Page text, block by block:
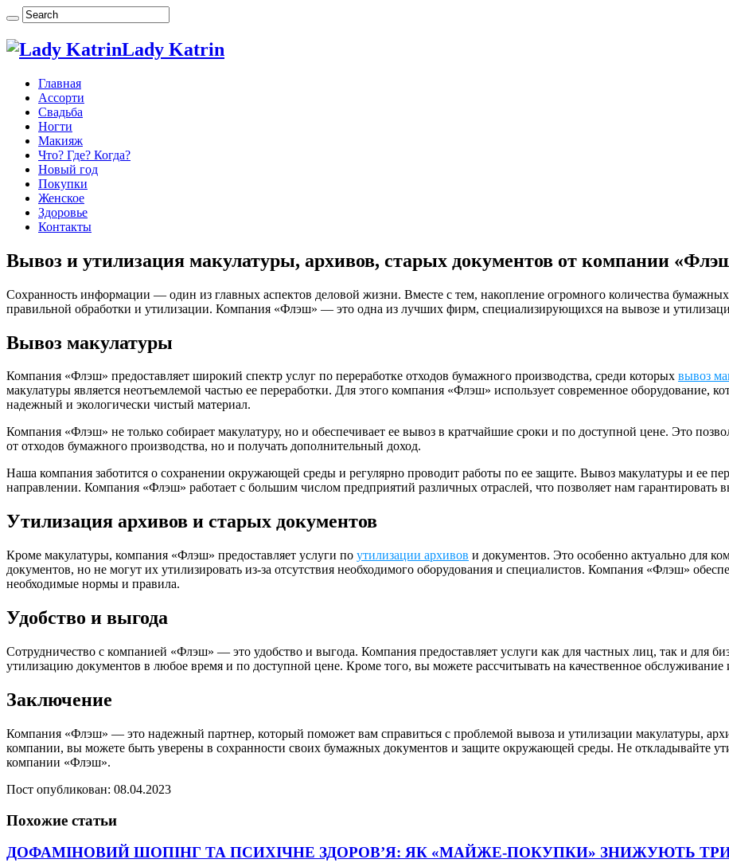
Lady Katrin
Главная
Ассорти
Свадьба
Ногти
Макияж
Что? Где? Когда?
Новый год
Покупки
Женское
Здоровье
Контакты
Вывоз и утилизация макулатуры, архивов, старых документов от компании
Сохранность информации — один из главных аспектов деловой жизни. Вместе с тем, накопление огромного количества
правильной обработки и утилизации. Компания «Флэш» — это одна из лучших фирм, специализирующихся на вывозе и
Вывоз макулатуры
Компания «Флэш» предоставляет широкий спектр услуг по переработке отходов бумажного производства, среди которых вывоз
макулатуры является неотъемлемой частью ее переработки. Для этого компания «Флэш» использует современное оборудование,
надежный и экологически чистый материал.
Компания «Флэш» не только собирает макулатуру, но и обеспечивает ее вывоз в кратчайшие сроки и по доступной цене. Это
от отходов бумажного производства, но и получать дополнительный доход.
Наша компания заботится о сохранении окружающей среды и регулярно проводит работы по ее защите. Вывоз макулатуры и ее
направлении. Компания «Флэш» работает с большим числом предприятий различных отраслей, что позволяет нам гарантировать
Утилизация архивов и старых документов
Кроме макулатуры, компания «Флэш» предоставляет услуги по утилизации архивов и документов. Это особенно актуально для
документов, но не могут их утилизировать из-за отсутствия необходимого оборудования и специалистов. Компания «Флэш»
необходимые нормы и правила.
Удобство и выгода
Сотрудничество с компанией «Флэш» — это удобство и выгода. Компания предоставляет услуги как для частных лиц, так и для
утилизацию документов в любое время и по доступной цене. Кроме того, вы можете рассчитывать на качественное
Заключение
Компания «Флэш» — это надежный партнер, который поможет вам справиться с проблемой вывоза и утилизации макулатуры,
компании, вы можете быть уверены в сохранности своих бумажных документов и защите окружающей среды. Не откладывайте
компании «Флэш».
Пост опубликован: 08.04.2023
Похожие статьи
ДОФАМІНОВИЙ ШОПІНГ ТА ПСИХІЧНЕ ЗДОРОВ’Я: ЯК «МАЙЖЕ-ПОКУПКИ» ЗНИЖУЮТЬ